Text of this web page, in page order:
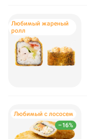
Любимый жареный
ролл
–16%
Любимый с лососем